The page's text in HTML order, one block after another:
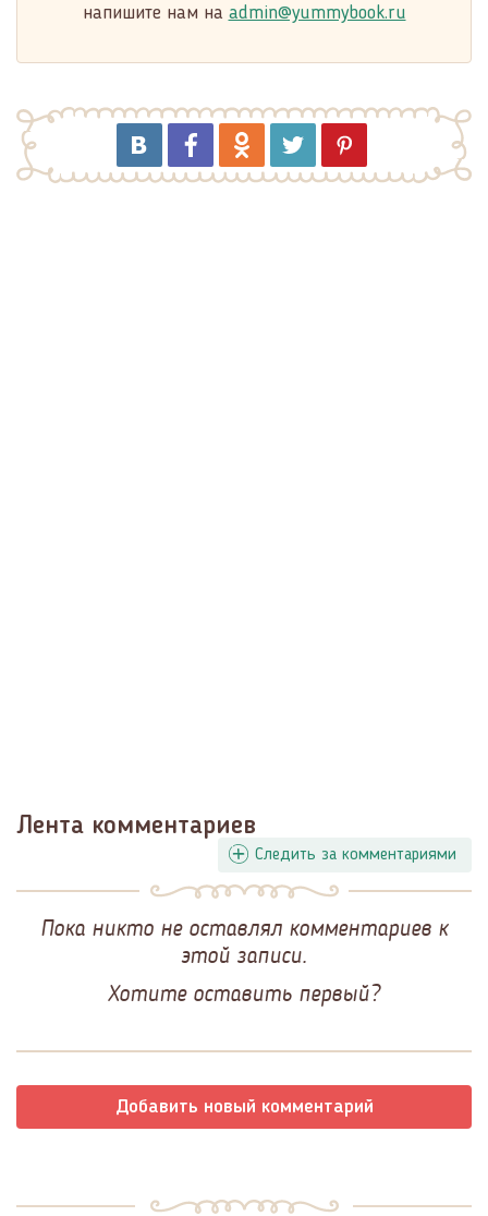
напишите нам на admin@yummybook.ru
Лента комментариев
Следить за комментариями
Пока никто не оставлял комментариев к
этой записи.
Хотите оставить первый?
Добавить новый комментарий